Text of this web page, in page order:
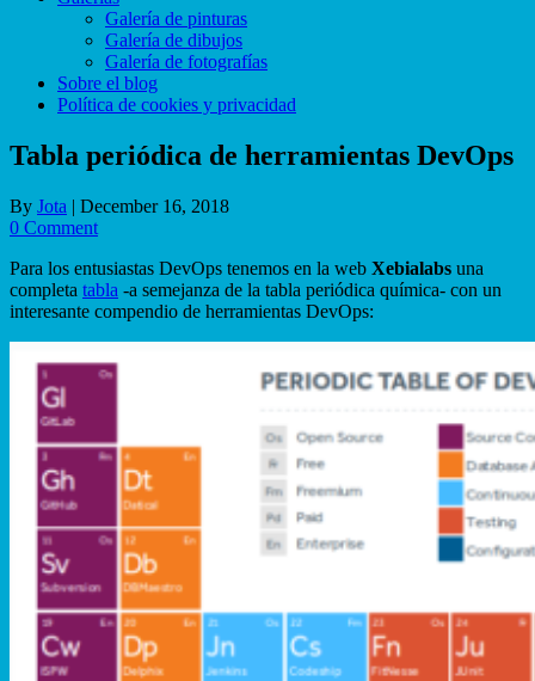
Galería de pinturas
Galería de dibujos
Galería de fotografías
Sobre el blog
Política de cookies y privacidad
Tabla periódica de herramientas DevOps
By Jota | December 16, 2018
0 Comment
Para los entusiastas DevOps tenemos en la web Xebialabs una
completa tabla -a semejanza de la tabla periódica química- con un
interesante compendio de herramientas DevOps: